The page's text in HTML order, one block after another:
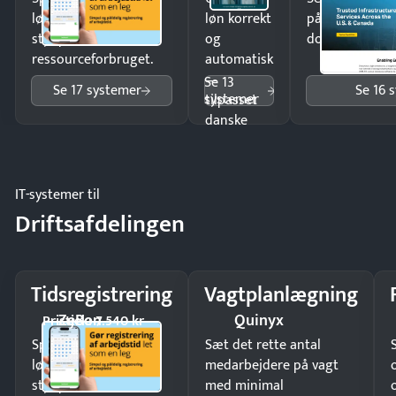
lønberegning og få
styr på
ressourceforbruget.
Se 17 systemer
løn korrekt
og
automatisk
—
tilpasset
danske
Se 13
systemer
på minutter
dokumenter.
Se 16
IT-systemer til
Driftsafdelingen
Tidsregistrering
ZeBon
Pristjek: 7.540 kr
Spar tid på
lønberegning og få
styr på
Vagtplanlægning
Quinyx
Sæt det rette antal
medarbejdere på vagt
med minimal